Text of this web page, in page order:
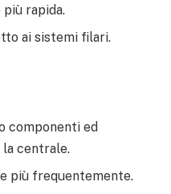
più rapida.
ai sistemi filari.
componenti ed
centrale.
più frequentemente.